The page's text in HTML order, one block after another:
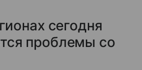
сегодня
проблемы со